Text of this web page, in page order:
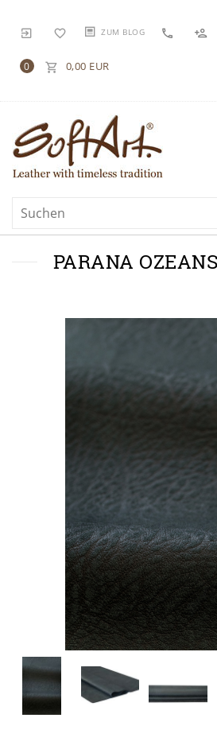
ZUM BLOG
0 0,00 EUR
PARANA